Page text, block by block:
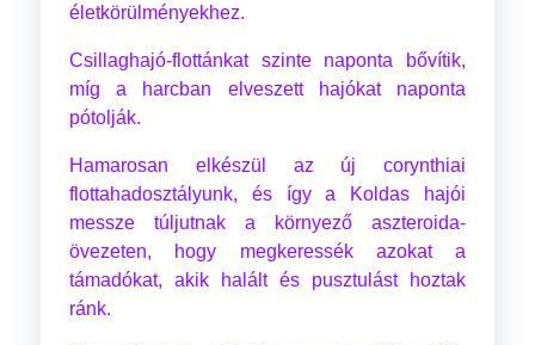
életkörülményekhez.
Csillaghajó-flottánkat szinte naponta bővítik,
míg a harcban elveszett hajókat naponta
pótolják.
Hamarosan elkészül az új corynthiai
flottahadosztályunk, és így a Koldas hajói
messze túljutnak a környező aszteroida-
övezeten, hogy megkeressék azokat a
támadókat, akik halált és pusztulást hoztak
ránk.